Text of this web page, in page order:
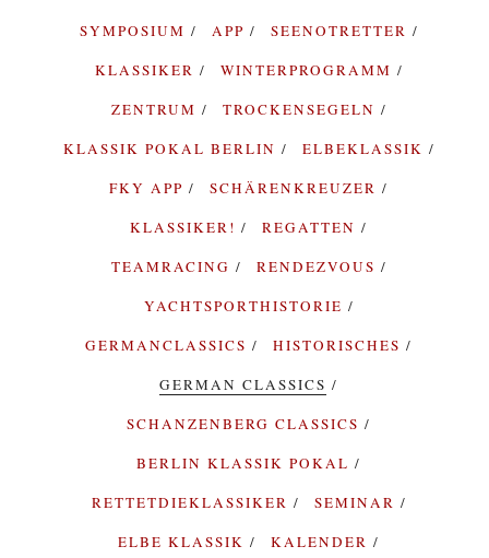
SYMPOSIUM
APP
SEENOTRETTER
KLASSIKER
WINTERPROGRAMM
ZENTRUM
TROCKENSEGELN
KLASSIK POKAL BERLIN
ELBEKLASSIK
FKY APP
SCHÄRENKREUZER
KLASSIKER!
REGATTEN
TEAMRACING
RENDEZVOUS
YACHTSPORTHISTORIE
GERMANCLASSICS
HISTORISCHES
GERMAN CLASSICS
SCHANZENBERG CLASSICS
BERLIN KLASSIK POKAL
RETTETDIEKLASSIKER
SEMINAR
ELBE KLASSIK
KALENDER